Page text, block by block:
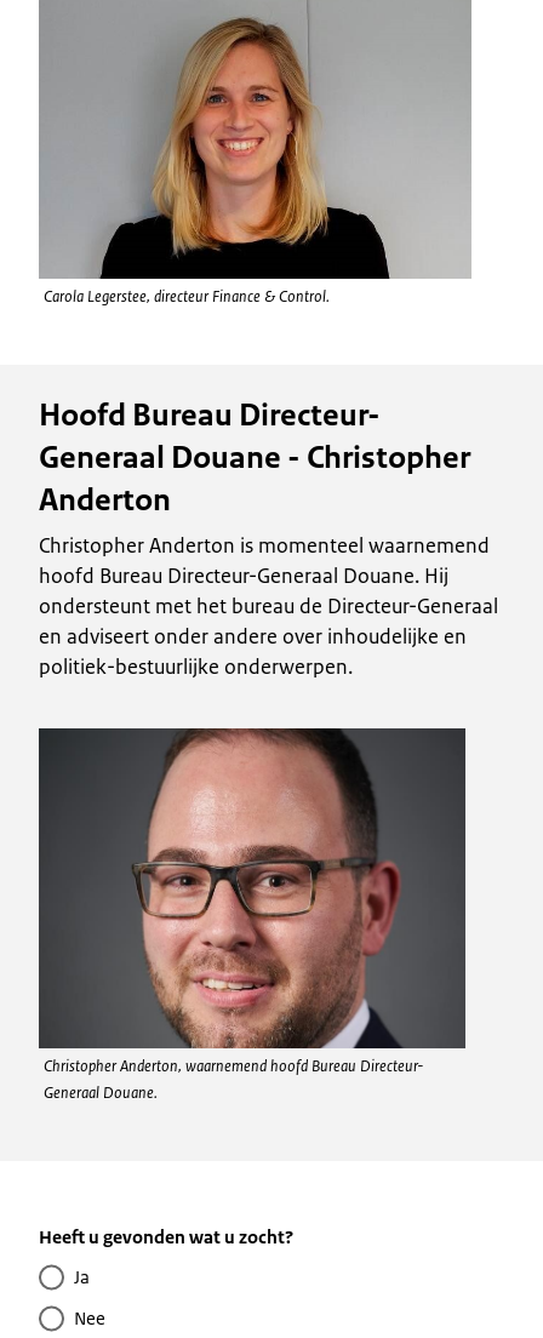
Carola Legerstee, directeur Finance & Control.
Hoofd Bureau Directeur-
Generaal Douane - Christopher
Anderton
Christopher Anderton is momenteel waarnemend
hoofd Bureau Directeur-Generaal Douane. Hij
ondersteunt met het bureau de Directeur-Generaal
en adviseert onder andere over inhoudelijke en
politiek-bestuurlijke onderwerpen.
Christopher Anderton, waarnemend hoofd Bureau Directeur-
Generaal Douane.
Heeft u gevonden wat u zocht?
Ja
Nee